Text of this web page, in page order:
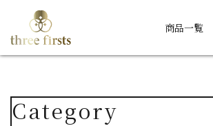
商品一覧
Category